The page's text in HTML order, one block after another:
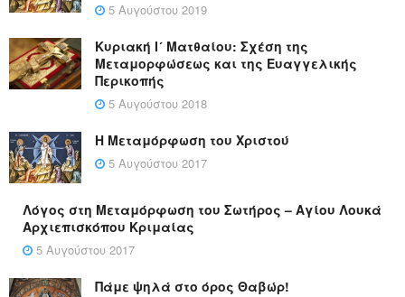
5 Αυγούστου 2019
Κυριακή Ι´ Ματθαίου: Σχέση της
Μεταμορφώσεως και της Ευαγγελικής
Περικοπής
5 Αυγούστου 2018
Η Μεταμόρφωση του Χριστού
5 Αυγούστου 2017
Λόγος στη Μεταμόρφωση του Σωτήρος – Αγίου Λουκά
Αρχιεπισκόπου Κριμαίας
5 Αυγούστου 2017
Πάμε ψηλά στο όρος Θαβώρ!